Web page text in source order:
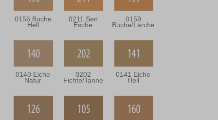
0156 Buche
Hell
0211 Sen
Esche
0159
Buche/Lärche
0140 Eiche
Natur
0202
Fichte/Tanne
0141 Eiche
Hell